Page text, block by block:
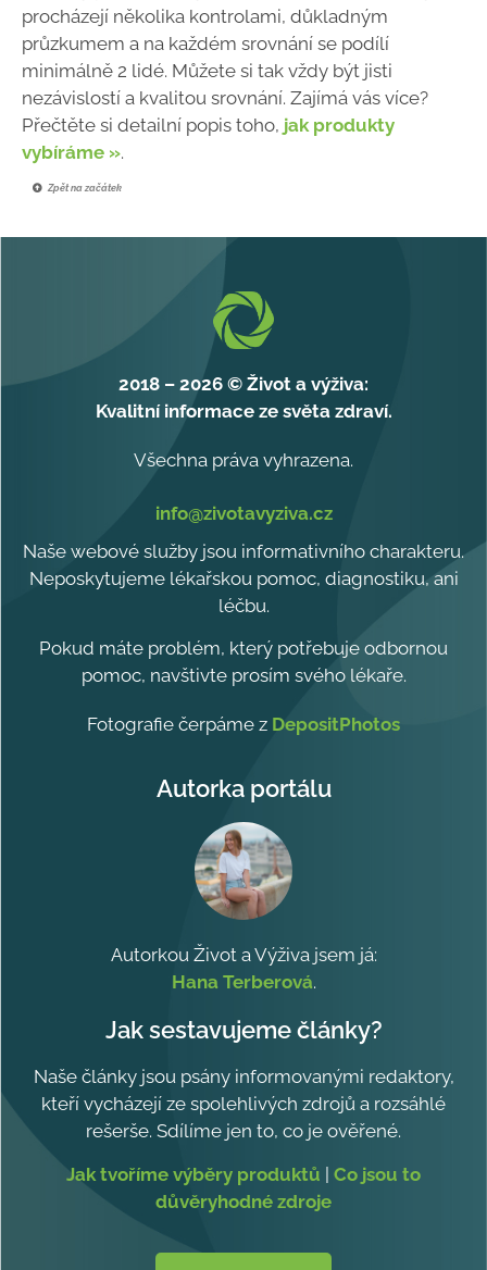
procházejí několika kontrolami, důkladným
průzkumem a na každém srovnání se podílí
minimálně 2 lidé. Můžete si tak vždy být jisti
nezávislostí a kvalitou srovnání. Zajímá vás více?
Přečtěte si detailní popis toho, jak produkty
vybíráme ».
Zpět na začátek
2018 – 2026 © Život a výživa:
Kvalitní informace ze světa zdraví.
Všechna práva vyhrazena.
info@zivotavyziva.cz
Naše webové služby jsou informativního charakteru.
Neposkytujeme lékařskou pomoc, diagnostiku, ani
léčbu.
Pokud máte problém, který potřebuje odbornou
pomoc, navštivte prosím svého lékaře.
Fotografie čerpáme z DepositPhotos
Autorka portálu
Autorkou Život a Výživa jsem já:
Hana Terberová.
Jak sestavujeme články?
Naše články jsou psány informovanými redaktory,
kteří vycházejí ze spolehlivých zdrojů a rozsáhlé
rešerše. Sdílíme jen to, co je ověřené.
Jak tvoříme výběry produktů | Co jsou to
důvěryhodné zdroje